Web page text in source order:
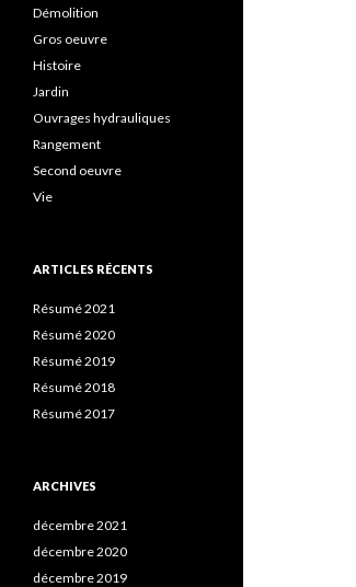
Démolition
Gros oeuvre
Histoire
Jardin
Ouvrages hydrauliques
Rangement
Second oeuvre
Vie
ARTICLES RÉCENTS
Résumé 2021
Résumé 2020
Résumé 2019
Résumé 2018
Résumé 2017
ARCHIVES
décembre 2021
décembre 2020
décembre 2019